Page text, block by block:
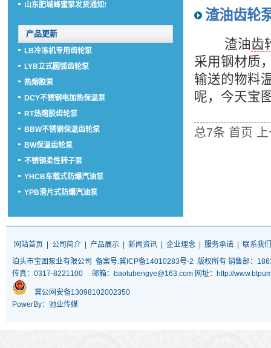
渣油齿轮
渣油齿
采用钢材质
输送的物料
呢，今天宝
总7条 首页
山东肥城蜂蜜泵发货通知!
产品更新
LB冷冻机专用齿轮泵
LYB立式圆弧齿轮泵
热熔胶泵
DCY不锈钢电加热保温泵
RT热熔胶齿轮泵
BBW不锈钢保温齿轮泵
BW保温齿轮泵
不锈钢柔性转子泵
YHCB车载式防爆汽油泵
YPB滑片式防爆汽油泵
网站首页 公司简介 产品展示 新闻资讯 企业理念 服务承诺
联系我们
泊头市宝图泵业有限公司
备案号:冀ICP备14010283号-2 版权所有 销售部：
传真：0317-8221100 邮箱：baotubengye@163.com 网址：http://
冀公网安备13098102002350
PowerBy：驰业传媒